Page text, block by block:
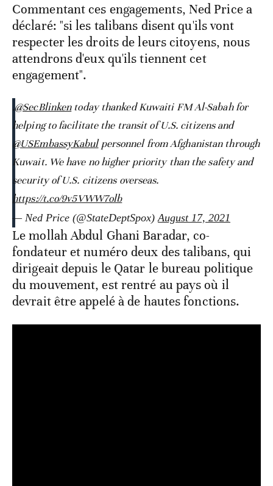
Commentant ces engagements, Ned Price a
déclaré: "si les talibans disent qu'ils vont
respecter les droits de leurs citoyens, nous
attendrons d'eux qu'ils tiennent cet
engagement".
.@SecBlinkentoday thanked Kuwaiti FM Al-Sabah for
helping to facilitate the transit of U.S. citizens and
@USEmbassyKabulpersonnel from Afghanistan through
Kuwait. We have no higher priority than the safety and
security of U.S. citizens overseas.
https://t.co/9v5VWW7olb
— Ned Price (@StateDeptSpox) August 17, 2021
Le mollah Abdul Ghani Baradar, co-
fondateur et numéro deux des talibans, qui
dirigeait depuis le Qatar le bureau politique
du mouvement, est rentré au pays où il
devrait être appelé à de hautes fonctions.